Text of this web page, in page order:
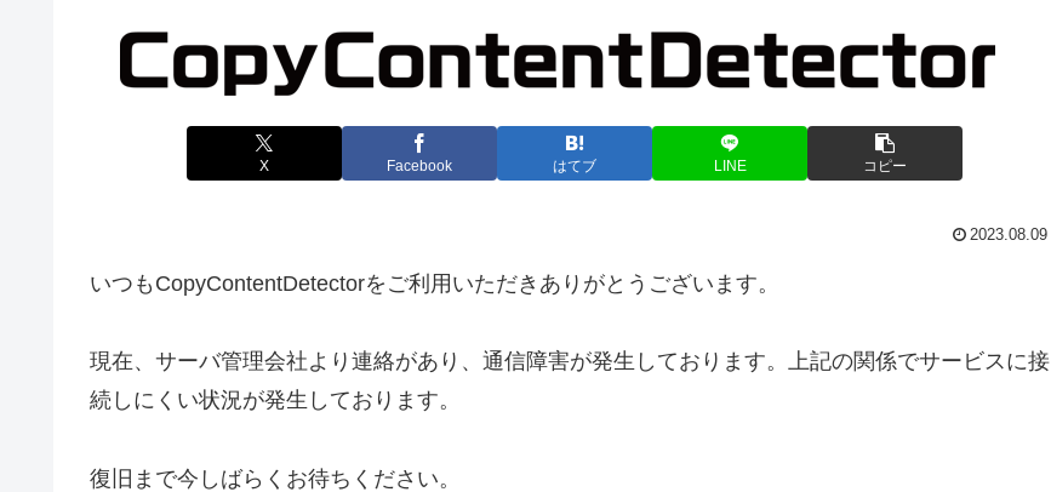
X Facebook はてブ LINE コピー
2023.08.09
いつもCopyContentDetectorをご利用いただきありがとうございます。
現在、サーバ管理会社より連絡があり、通信障害が発生しております。上記の関係でサービスに接
続しにくい状況が発生しております。
復旧まで今しばらくお待ちください。